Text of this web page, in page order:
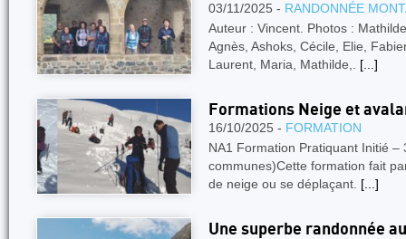
03/11/2025 - RANDONNÉE
Auteur : Vincent. Photos :
Agnès, Ashoks, Cécile, Elie,
Laurent, Maria, Mathilde,. [...]
Formations Neige et
16/10/2025 - FORMATION
NA1 Formation Pratiquant Initié
communes)Cette formation fait
de neige ou se déplaçant. [...]
Une superbe randonnée